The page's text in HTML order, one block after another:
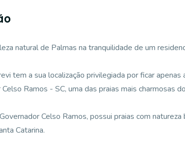
natural de Palmas na tranquilidade de um
tem a sua localização privilegiada por ficar
Ramos - SC, uma das praias mais charmosas
Celso Ramos, possui praias com
Catarina.